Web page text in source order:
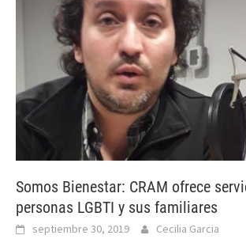
Somos Bienestar: CRAM ofrece
personas LGBTI y sus familiares
septiembre 30, 2019 Cecilia Garcia